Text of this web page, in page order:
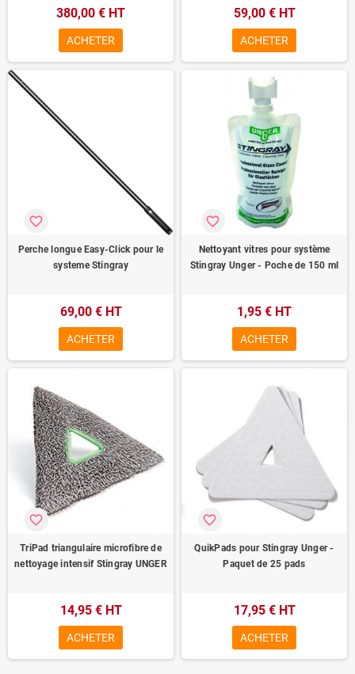
380,00 € HT
ACHETER
59,00 € HT
ACHETER
Perche longue Easy-Click pour le
systeme Stingray
favorite_border
69,00 € HT
ACHETER
Nettoyant vitres pour système
Stingray Unger - Poche de 150 ml
favorite_border
1,95 € HT
ACHETER
TriPad triangulaire microfibre de
nettoyage intensif Stingray UNGER
favorite_border
14,95 € HT
ACHETER
QuikPads pour Stingray Unger -
Paquet de 25 pads
favorite_border
17,95 € HT
ACHETER